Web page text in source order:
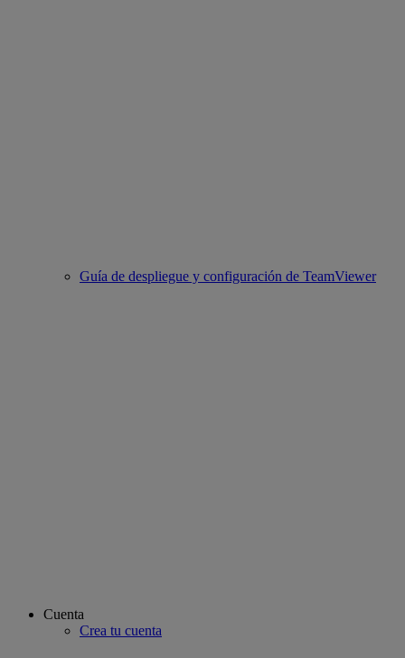
Guía de despliegue y configuración de TeamViewer
Cuenta
Crea tu cuenta